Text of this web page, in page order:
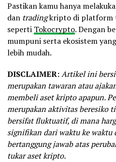
Pastikan kamu hanya
dan tradingkripto di platform
seperti Tokocrypto. Dengan
mumpuni serta ekosistem
lebih mudah.
DISCLAIMER:Artikel ini
merupakan tawaran atau
membeli aset kripto apapun.
merupakan aktivitas beresiko
bersifat fluktuatif, di mana
signifikan dari waktu ke waktu
bertanggung jawab atas
tukar aset kripto.